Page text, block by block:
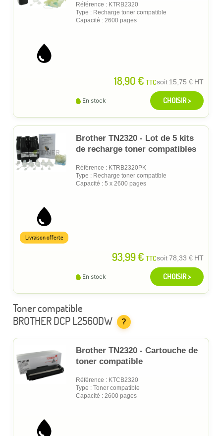
Référence : KTRB2320
Type : Recharge toner compatible
Capacité : 2600 pages
18,90 € TTCsoit 15,75 € HT
En stock CHOISIR >
Brother TN2320 - Lot de 5 kits
de recharge toner compatibles
Référence : KTRB2320PK
Type : Recharge toner compatible
Capacité : 5 x 2600 pages
93,99 € TTCsoit78,33 € HT
Livraison offerte
En stock CHOISIR >
Toner compatible
BROTHER DCP L2560DW
?
Brother TN2320 - Cartouche de
toner compatible
Référence : KTCB2320
Type : Toner compatible
Capacité : 2600 pages